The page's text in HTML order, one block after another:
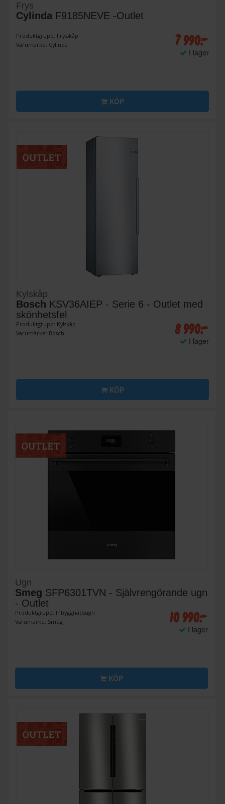
Frys
Cylinda F9185NEVE -Outlet
Produktgrupp: Frysskåp
Varumärke: Cylinda
7 990:-
I lager
KÖP
Kylskåp
Bosch KSV36AIEP - Serie 6 - Outlet med
skönhetsfel
Produktgrupp: Kylskåp
Varumärke: Bosch
8 990:-
I lager
KÖP
Ugn
Smeg SFP6301TVN - Självrengörande ugn
- Outlet
Produktgrupp: Inbyggnadsugn
Varumärke: Smeg
10 990:-
I lager
KÖP